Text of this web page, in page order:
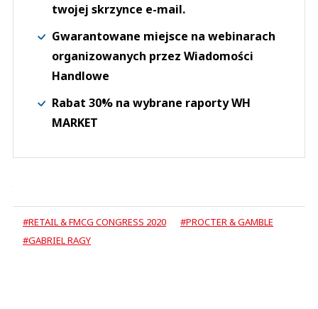
twojej skrzynce e-mail.
Gwarantowane miejsce na webinarach
organizowanych przez Wiadomości
Handlowe
Rabat 30% na wybrane raporty WH
MARKET
#RETAIL & FMCG CONGRESS 2020
#PROCTER & GAMBLE
#GABRIEL RAGY